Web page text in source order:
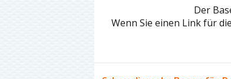
Der
Wenn Sie einen Link für